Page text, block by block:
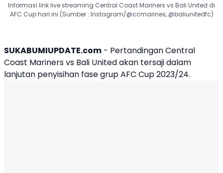
Informasi link live streaming Central Coast Mariners vs Bali United di
AFC Cup hari ini (Sumber : Instagram/@ccmarines, @baliunitedfc)
SUKABUMIUPDATE.com - PertandinganCentral
Coast Marinersvs Bali Unitedakan tersaji dalam
lanjutan penyisihan fase grup AFC Cup 2023/24.